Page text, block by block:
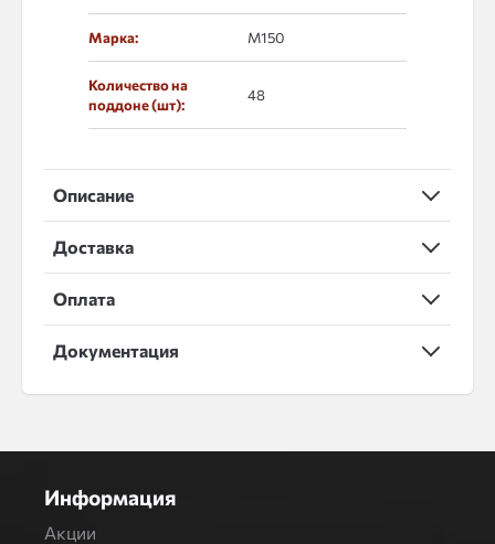
Марка: М150
Количество на
поддоне (шт):
48
Описание
Доставка
Оплата
Документация
Информация
Акции